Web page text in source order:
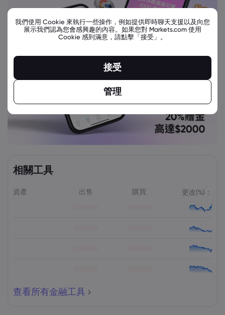
相關工具
資產 出售 購買 更改(%)：
查看所有金融工具
我們使用 Cookie 來執行一些操作，例如提供即時聊天支援以及向您
展示我們認為您會感興趣的內容。如果您對 Markets.com 使用
Cookie 感到滿意，請點擊「接受」。
接受
管理